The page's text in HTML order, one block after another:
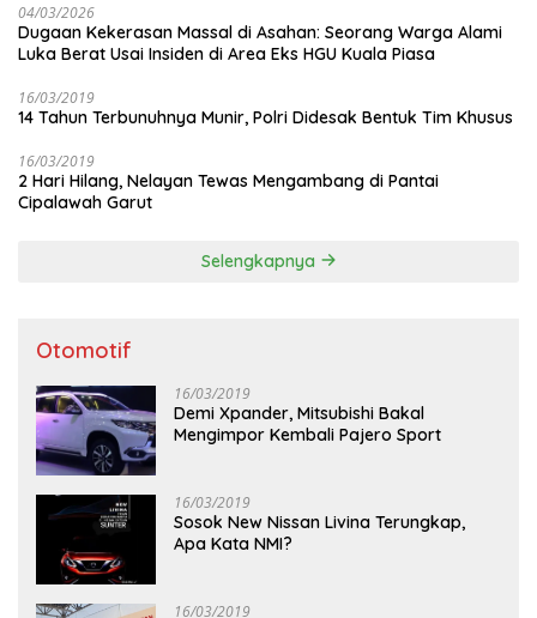
04/03/2026
Dugaan Kekerasan Massal di Asahan: Seorang Warga Alami
Luka Berat Usai Insiden di Area Eks HGU Kuala Piasa
16/03/2019
14 Tahun Terbunuhnya Munir, Polri Didesak Bentuk Tim Khusus
16/03/2019
2 Hari Hilang, Nelayan Tewas Mengambang di Pantai
Cipalawah Garut
Selengkapnya
Otomotif
16/03/2019
Demi Xpander, Mitsubishi Bakal
Mengimpor Kembali Pajero Sport
16/03/2019
Sosok New Nissan Livina Terungkap,
Apa Kata NMI?
16/03/2019